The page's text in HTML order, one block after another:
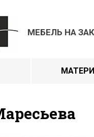
МЕБЕЛЬ НА